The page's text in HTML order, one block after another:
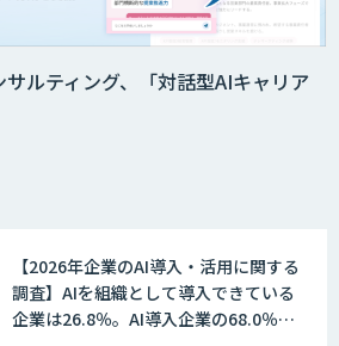
人向けAIエージェント「OfficeAI社
Dify活用＞AIエージェントDRIVE
ルティング、「対話型AIキャリア
【2026年企業のAI導入・活用に関する
調査】AIを組織として導入できている
企業は26.8％。AI導入企業の68.0％